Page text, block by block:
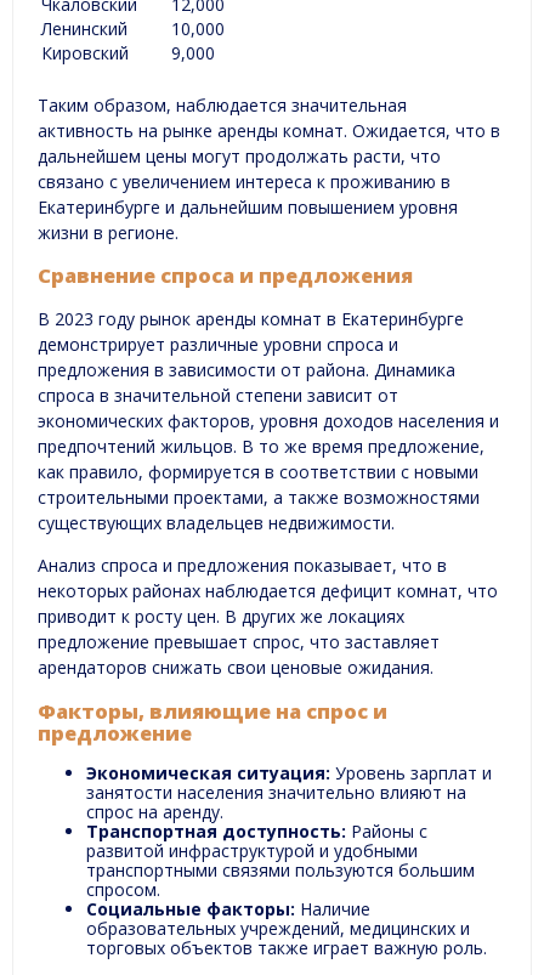
Ленинский
10,000
Кировский
9,000
Таким образом, наблюдается значительная
активность на рынке аренды комнат. Ожидается, что в
дальнейшем цены могут продолжать расти, что
связано с увеличением интереса к проживанию в
Екатеринбурге и дальнейшим повышением уровня
жизни в регионе.
Сравнение спроса и предложения
В 2023 году рынок аренды комнат в Екатеринбурге
демонстрирует различные уровни спроса и
предложения в зависимости от района. Динамика
спроса в значительной степени зависит от
экономических факторов, уровня доходов населения и
предпочтений жильцов. В то же время предложение,
как правило, формируется в соответствии с новыми
строительными проектами, а также возможностями
существующих владельцев недвижимости.
Анализ спроса и предложения показывает, что в
некоторых районах наблюдается дефицит комнат, что
приводит к росту цен. В других же локациях
предложение превышает спрос, что заставляет
арендаторов снижать свои ценовые ожидания.
Факторы, влияющие на спрос и
предложение
Экономическая ситуация: Уровень зарплат и
занятости населения значительно влияют на
спрос на аренду.
Транспортная доступность: Районы с
развитой инфраструктурой и удобными
транспортными связями пользуются большим
спросом.
Социальные факторы: Наличие
образовательных учреждений, медицинских и
торговых объектов также играет важную роль.